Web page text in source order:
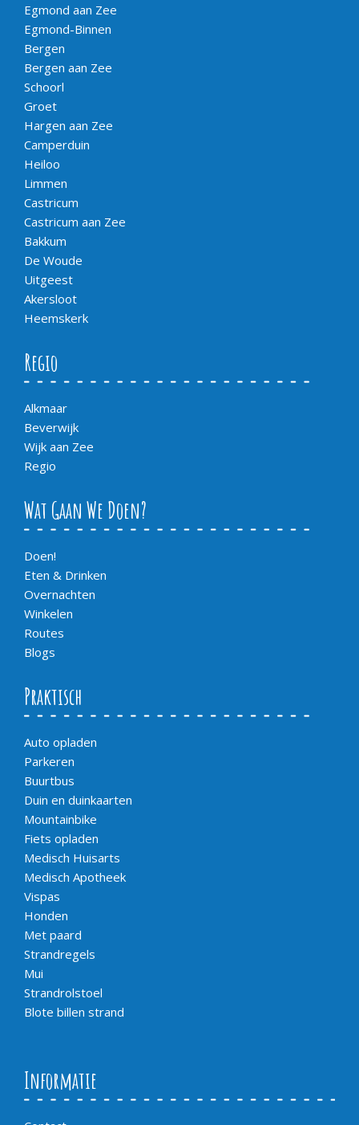
Egmond aan Zee
Egmond-Binnen
Bergen
Bergen aan Zee
Schoorl
Groet
Hargen aan Zee
Camperduin
Heiloo
Limmen
Castricum
Castricum aan Zee
Bakkum
De Woude
Uitgeest
Akersloot
Heemskerk
Regio
Alkmaar
Beverwijk
Wijk aan Zee
Regio
Wat Gaan We Doen?
Doen!
Eten & Drinken
Overnachten
Winkelen
Routes
Blogs
Praktisch
Auto opladen
Parkeren
Buurtbus
Duin en duinkaarten
Mountainbike
Fiets opladen
Medisch Huisarts
Medisch Apotheek
Vispas
Honden
Met paard
Strandregels
Mui
Strandrolstoel
Blote billen strand
Informatie